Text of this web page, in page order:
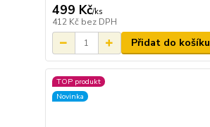
499 Kč/ks
412 Kč bez DPH
Přidat do košíku
TOP produkt
Novinka